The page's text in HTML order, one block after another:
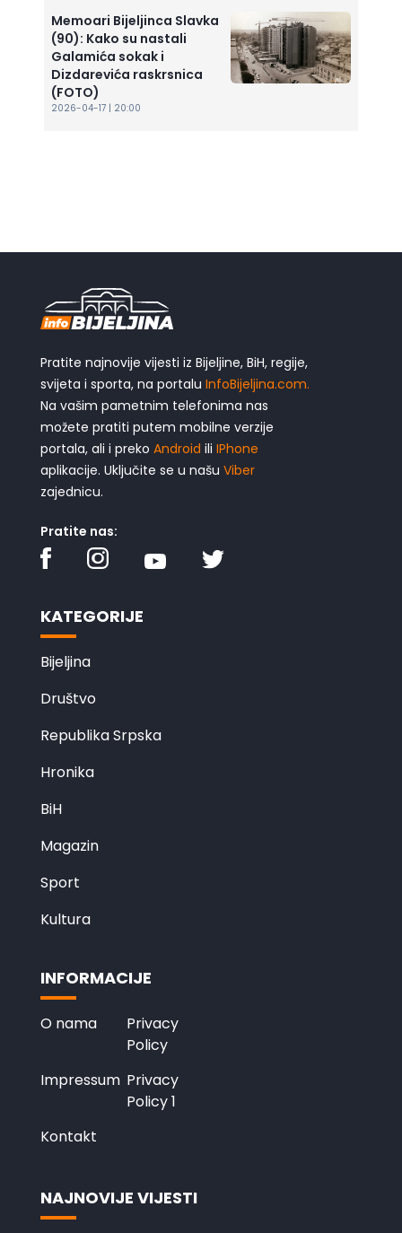
Memoari Bijeljinca Slavka
(90): Kako su nastali
Galamića sokak i
Dizdarevića raskrsnica
(FOTO)
2026-04-17 | 20:00
Pratite najnovije vijesti iz Bijeljine, BiH, regije,
svijeta i sporta, na portalu InfoBijeljina.com.
Na vašim pametnim telefonima nas
možete pratiti putem mobilne verzije
portala, ali i preko Android ili IPhone
aplikacije. Uključite se u našu Viber
zajednicu.
Pratite nas:
KATEGORIJE
Bijeljina
Društvo
Republika Srpska
Hronika
BiH
Magazin
Sport
Kultura
INFORMACIJE
O nama
Privacy
Policy
Impressum Privacy
Policy 1
Kontakt
NAJNOVIJE VIJESTI